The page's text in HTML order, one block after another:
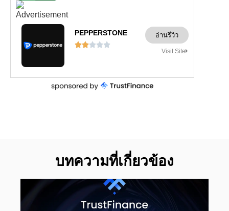
PEPPERSTONE

อ่านรีวิว
Visit Site
บทความที่เกี่ยวข้อง